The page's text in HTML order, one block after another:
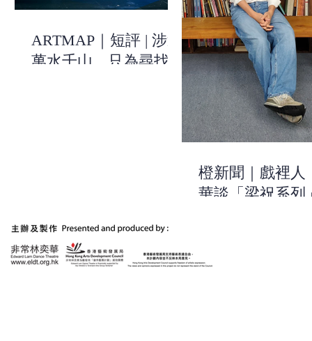
ARTMAP｜短評 | 涉過
萬水千山，只為尋找關
橙新聞｜戲裡人
華談「梁祝系列